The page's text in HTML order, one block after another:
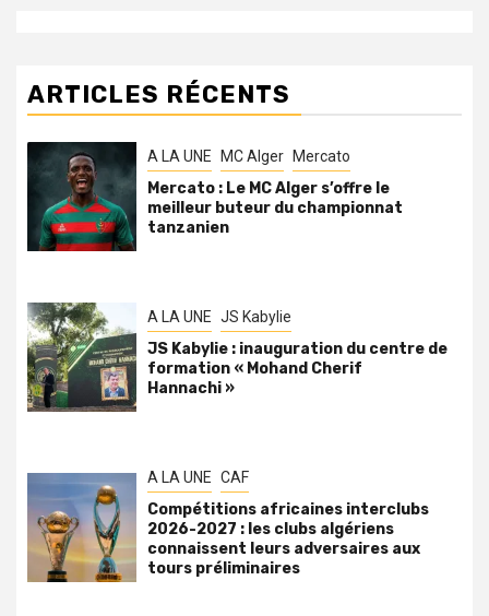
ARTICLES RÉCENTS
A LA UNE MC Alger Mercato
Mercato : Le MC Alger s’offre le
meilleur buteur du championnat
tanzanien
A LA UNE JS Kabylie
JS Kabylie : inauguration du centre de
formation « Mohand Cherif
Hannachi »
A LA UNE CAF
Compétitions africaines interclubs
2026-2027 : les clubs algériens
connaissent leurs adversaires aux
tours préliminaires